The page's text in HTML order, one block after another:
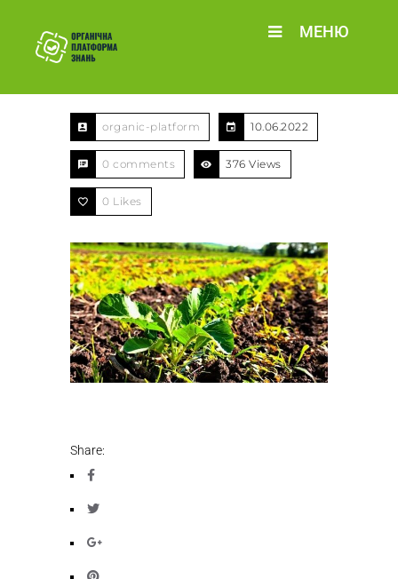
МЕНЮ
organic-platform 10.06.2022
0 comments 376 Views
0 Likes
Share: